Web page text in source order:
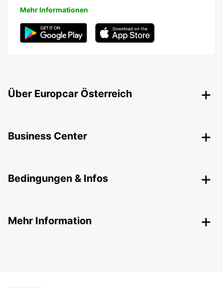
Mehr Informationen
Über Europcar Österreich
Business Center
Bedingungen & Infos
Mehr Information